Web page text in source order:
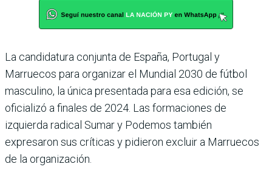
La candidatura conjunta de España, Portugal y
Marruecos para organizar el Mundial 2030 de fútbol
masculino, la única presentada para esa edición, se
oficializó a finales de 2024. Las formaciones de
izquierda radical Sumar y Podemos también
expresaron sus críticas y pidieron excluir a Marruecos
de la organización.